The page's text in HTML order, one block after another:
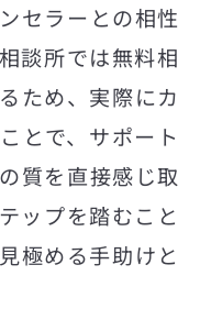
セラーとの相性
談所では無料相
ため、実際にカ
とで、サポート
質を直接感じ取
ップを踏むこと
極める手助けと